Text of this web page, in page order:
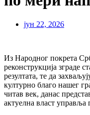
јун 22, 2026
Из Народног покрета
реконструкција зграде
резултата, те да
културно благо нашег
читав век, данас
актуелна власт управља